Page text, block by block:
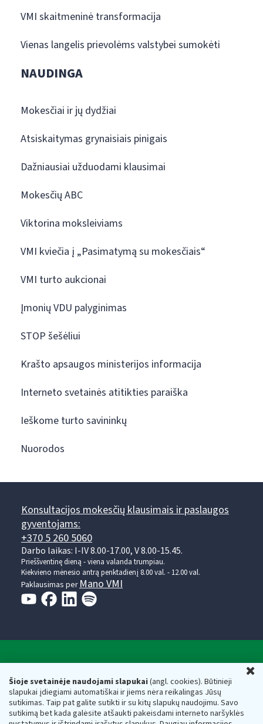
Šioje svetainėje naudojami slapukai(angl. cookies). Būtinieji
slapukai įdiegiami automatiškai ir jiems nėra reikalingas Jūsų
sutikimas. Taip pat galite sutikti ir su kitų slapukų naudojimu. Savo
sutikimą bet kada galėsite atšaukti pakeisdami interneto naršyklės
VMI skaitmeninė transformacija
Vienas langelis prievolėms valstybei sumokėti
NAUDINGA
Mokesčiai ir jų dydžiai
Atsiskaitymas grynaisiais pinigais
Dažniausiai užduodami klausimai
Mokesčių ABC
Viktorina moksleiviams
VMI kviečia į „Pasimatymą su mokesčiais“
VMI turto aukcionai
Įmonių VDU palyginimas
STOP šešėliui
Krašto apsaugos ministerijos informacija
Interneto svetainės atitikties paraiška
Ieškome turto savininkų
Nuorodos
Konsultacijos mokesčių klausimais ir paslaugos
gyventojams:
+370 5 260 5060
Darbo laikas: I-IV 8.00-17.00, V 8.00-15.45.
Prieššventinę dieną - viena valanda trumpiau.
Kiekvieno mėnesio antrą penktadienį 8.00 val. - 12.00 val.
Paklausimas per Mano VMI
Respublikos finansų ministerijos
Biudžetinė įstaiga. Juridinio asmens kodas — 188659752,
adresas: Vasario 16-osios g. 14, 01107 Vilnius, Lietuva, el.paštas:
vmi@vmi.lt, E. pristatymo dėžutės adresas 188659752